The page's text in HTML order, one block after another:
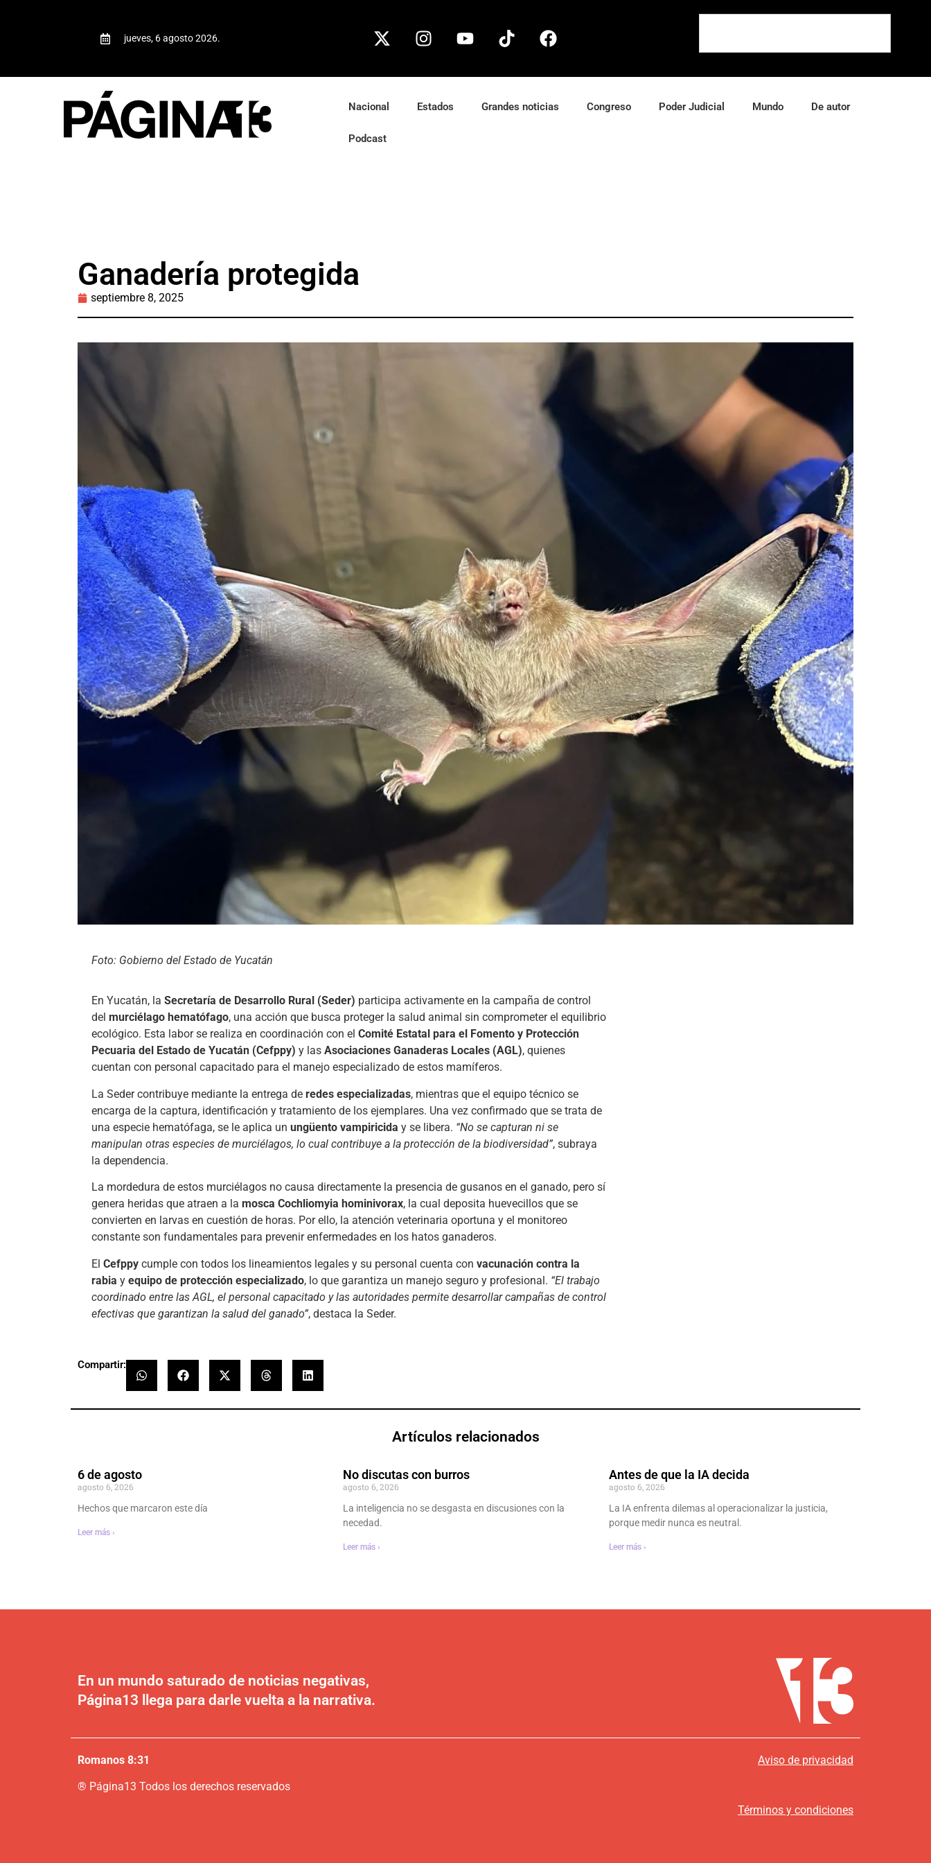
jueves, 6 agosto 2026.
Nacional Estados Grandes noticias Congreso Poder Judicial Mundo De autor
Podcast
Ganadería protegida
septiembre 8, 2025
Foto: Gobierno del Estado de Yucatán
En Yucatán, la Secretaría de Desarrollo Rural (Seder) participa activamente en la campaña de control
del murciélago hematófago, una acción que busca proteger la salud animal sin comprometer el equilibrio
ecológico. Esta labor se realiza en coordinación con el Comité Estatal para el Fomento y Protección
Pecuaria del Estado de Yucatán (Cefppy) y las Asociaciones Ganaderas Locales (AGL), quienes
cuentan con personal capacitado para el manejo especializado de estos mamíferos.
La Seder contribuye mediante la entrega de redes especializadas, mientras que el equipo técnico se
encarga de la captura, identificación y tratamiento de los ejemplares. Una vez confirmado que se trata de
una especie hematófaga, se le aplica un ungüento vampiricida y se libera. “No se capturan ni se
manipulan otras especies de murciélagos, lo cual contribuye a la protección de la biodiversidad”, subraya
la dependencia.
La mordedura de estos murciélagos no causa directamente la presencia de gusanos en el ganado, pero sí
genera heridas que atraen a la mosca Cochliomyia hominivorax, la cual deposita huevecillos que se
convierten en larvas en cuestión de horas. Por ello, la atención veterinaria oportuna y el monitoreo
constante son fundamentales para prevenir enfermedades en los hatos ganaderos.
El Cefppy cumple con todos los lineamientos legales y su personal cuenta con vacunación contra la
rabia y equipo de protección especializado, lo que garantiza un manejo seguro y profesional. “El trabajo
coordinado entre las AGL, el personal capacitado y las autoridades permite desarrollar campañas de control
efectivas que garantizan la salud del ganado”, destaca la Seder.
Compartir:
Artículos relacionados
6 de agosto
agosto 6, 2026
Hechos que marcaron este día
Leer más ›
No discutas con burros
agosto 6, 2026
La inteligencia no se desgasta en discusiones con la
necedad.
Leer más ›
Antes de que la IA decida
agosto 6, 2026
La IA enfrenta dilemas al operacionalizar la justicia,
porque medir nunca es neutral.
Leer más ›
En un mundo saturado de noticias negativas,
Página13 llega para darle vuelta a la narrativa.
Romanos 8:31
® Página13 Todos los derechos reservados
Aviso de privacidad
Términos y condiciones